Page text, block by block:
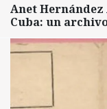
Anet Hernández
Cuba: un